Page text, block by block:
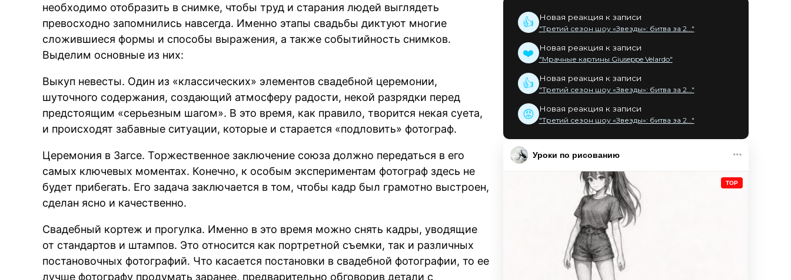
необходимо отобразить в снимке, чтобы труд и старания людей выглядеть
превосходно запомнились навсегда. Именно этапы свадьбы диктуют многие
сложившиеся формы и способы выражения, а также событийность снимков.
Выделим основные из них:
Выкуп невесты. Один из «классических» элементов свадебной церемонии,
шуточного содержания, создающий атмосферу радости, некой разрядки перед
предстоящим «серьезным шагом». В это время, как правило, творится некая суета,
и происходят забавные ситуации, которые и старается «подловить» фотограф.
Церемония в Загсе. Торжественное заключение союза должно передаться в его
самых ключевых моментах. Конечно, к особым экспериментам фотограф здесь не
будет прибегать. Его задача заключается в том, чтобы кадр был грамотно выстроен,
сделан ясно и качественно.
Свадебный кортеж и прогулка. Именно в это время можно снять кадры, уводящие
от стандартов и штампов. Это относится как портретной съемки, так и различных
постановочных фотографий. Что касается постановки в свадебной фотографии, то ее
лучше фотографу продумать заранее, предварительно обговорив детали с
👍 Новая реакция к записи
"Третий сезон шоу «Звезды»: битва за 2..."
❤️ Новая реакция к записи
"Мрачные картины Giuseppe Velardo"
👍 Новая реакция к записи
"Третий сезон шоу «Звезды»: битва за 2..."
😡 Новая реакция к записи
"Третий сезон шоу «Звезды»: битва за 2..."
Уроки по рисованию
TOP